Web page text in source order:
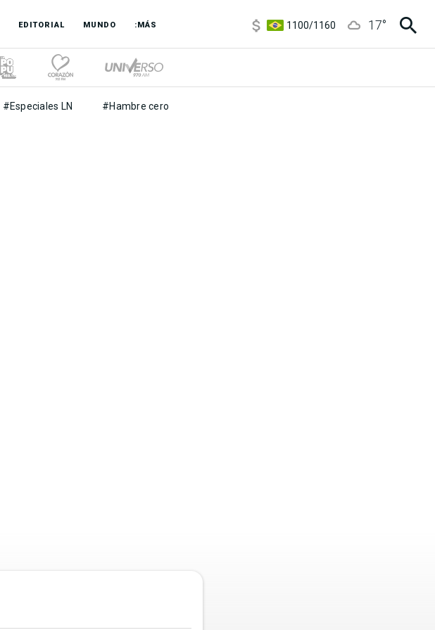
EDITORIAL MUNDO :MÁS
1100/1160
17°
#Especiales LN #Hambre cero